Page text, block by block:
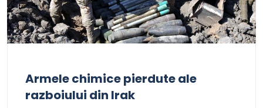
Armele chimice pierdute ale
razboiului din Irak